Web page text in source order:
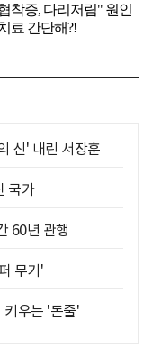
신' 내린 서장훈
국가
60년 관행
무기'
우는 '돈줄'